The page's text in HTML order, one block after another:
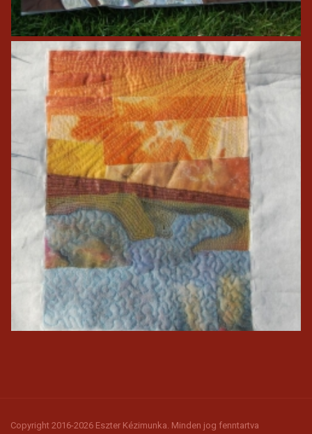
Copyright 2016-2026 Eszter Kézimunka. Minden jog fenntartva